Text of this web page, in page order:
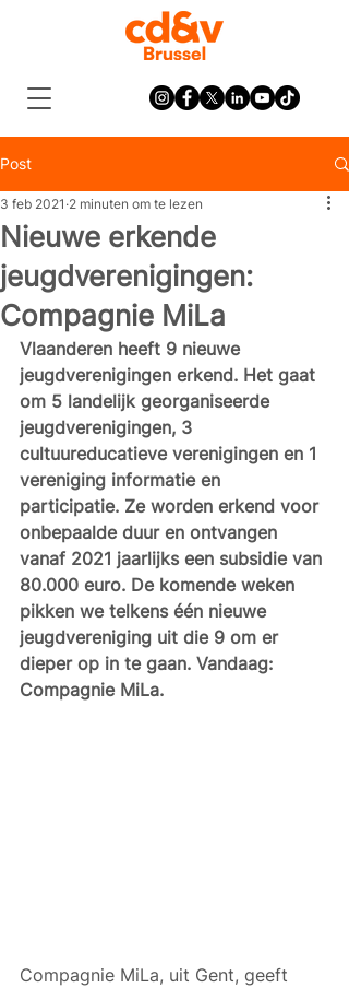
Post
Nieuwe erkende
jeugdverenigingen:
Compagnie MiLa
3 feb 2021 2 minuten om te lezen
Vlaanderen heeft 9 nieuwe
jeugdverenigingen erkend. Het gaat
om 5 landelijk georganiseerde
jeugdverenigingen, 3
cultuureducatieve verenigingen en 1
vereniging informatie en
participatie. Ze worden erkend voor
onbepaalde duur en ontvangen
vanaf 2021 jaarlijks een subsidie van
80.000 euro. De komende weken
pikken we telkens één nieuwe
jeugdvereniging uit die 9 om er
dieper op in te gaan. Vandaag:
Compagnie MiLa.
Compagnie MiLa, uit Gent, geeft